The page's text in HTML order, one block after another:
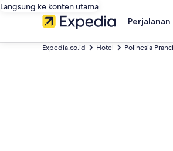
Langsung ke konten utama
Perjalanan
Expedia.co.id Hotel Polinesia